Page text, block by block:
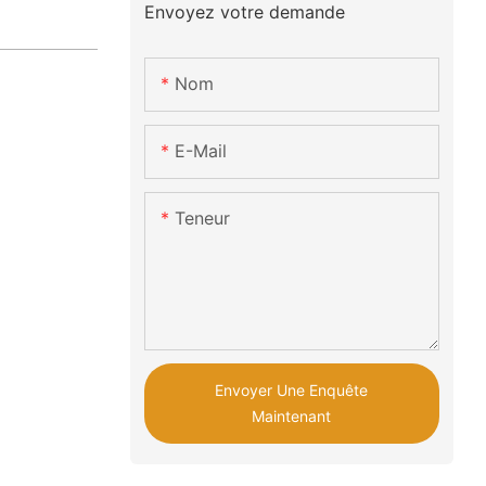
Envoyez votre demande
Nom
E-Mail
Teneur
Envoyer Une Enquête
Maintenant